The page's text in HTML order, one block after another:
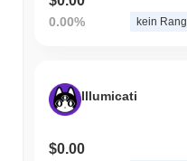
0.00% kein Rang
Illumicati
$0.00